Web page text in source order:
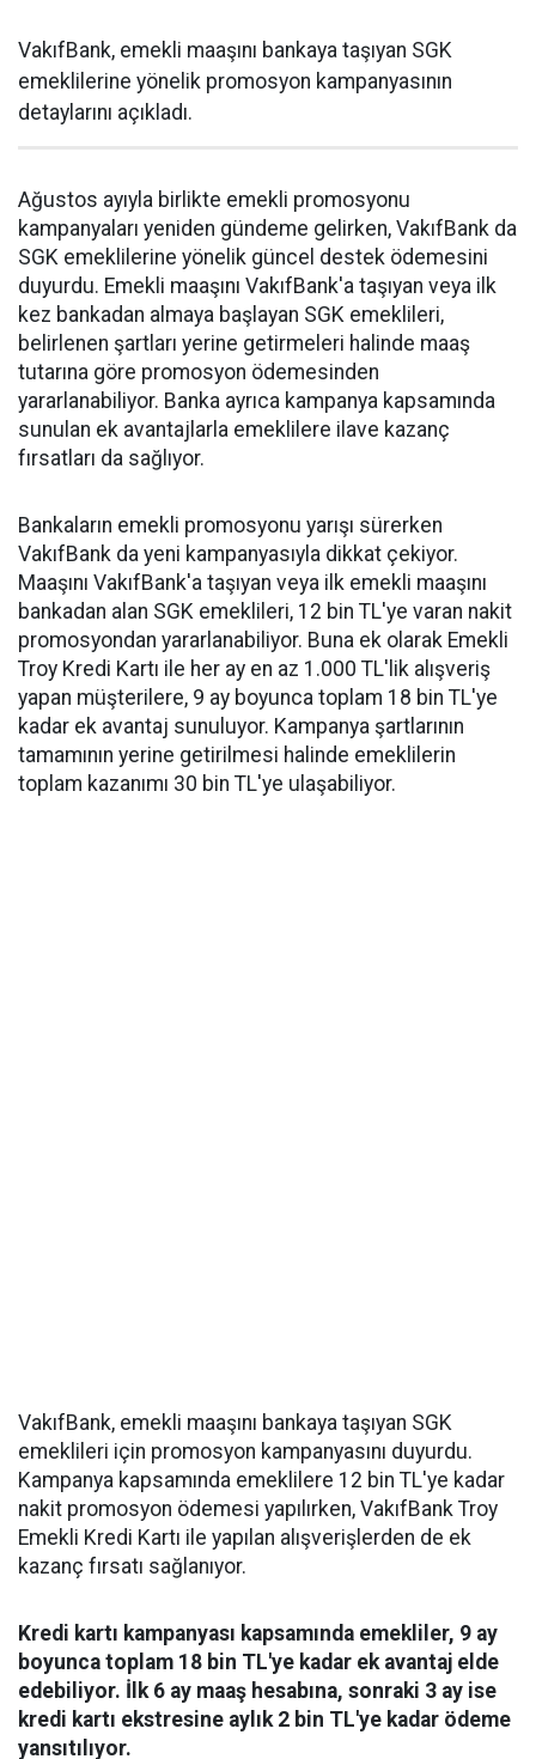
VakıfBank, emekli maaşını bankaya taşıyan SGK
emeklilerine yönelik promosyon kampanyasının
detaylarını açıkladı.
Ağustos ayıyla birlikte emekli promosyonu
kampanyaları yeniden gündeme gelirken, VakıfBank da
SGK emeklilerine yönelik güncel destek ödemesini
duyurdu. Emekli maaşını VakıfBank'a taşıyan veya ilk
kez bankadan almaya başlayan SGK emeklileri,
belirlenen şartları yerine getirmeleri halinde maaş
tutarına göre promosyon ödemesinden
yararlanabiliyor. Banka ayrıca kampanya kapsamında
sunulan ek avantajlarla emeklilere ilave kazanç
fırsatları da sağlıyor.
Bankaların emekli promosyonu yarışı sürerken
VakıfBank da yeni kampanyasıyla dikkat çekiyor.
Maaşını VakıfBank'a taşıyan veya ilk emekli maaşını
bankadan alan SGK emeklileri, 12 bin TL'ye varan nakit
promosyondan yararlanabiliyor. Buna ek olarak Emekli
Troy Kredi Kartı ile her ay en az 1.000 TL'lik alışveriş
yapan müşterilere, 9 ay boyunca toplam 18 bin TL'ye
kadar ek avantaj sunuluyor. Kampanya şartlarının
tamamının yerine getirilmesi halinde emeklilerin
toplam kazanımı 30 bin TL'ye ulaşabiliyor.
VakıfBank, emekli maaşını bankaya taşıyan SGK
emeklileri için promosyon kampanyasını duyurdu.
Kampanya kapsamında emeklilere 12 bin TL'ye kadar
nakit promosyon ödemesi yapılırken, VakıfBank Troy
Emekli Kredi Kartı ile yapılan alışverişlerden de ek
kazanç fırsatı sağlanıyor.
Kredi kartı kampanyası kapsamında emekliler, 9 ay
boyunca toplam 18 bin TL'ye kadar ek avantaj elde
edebiliyor. İlk 6 ay maaş hesabına, sonraki 3 ay ise
kredi kartı ekstresine aylık 2 bin TL'ye kadar ödeme
yansıtılıyor.